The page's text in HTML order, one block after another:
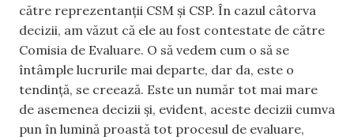
către reprezentanții CSM și CSP. În cazul câtorva
decizii, am văzut că ele au fost contestate de către
Comisia de Evaluare. O să vedem cum o să se
întâmple lucrurile mai departe, dar da, este o
tendință, se creează. Este un număr tot mai mare
de asemenea decizii și, evident, aceste decizii cumva
pun în lumină proastă tot procesul de evaluare,